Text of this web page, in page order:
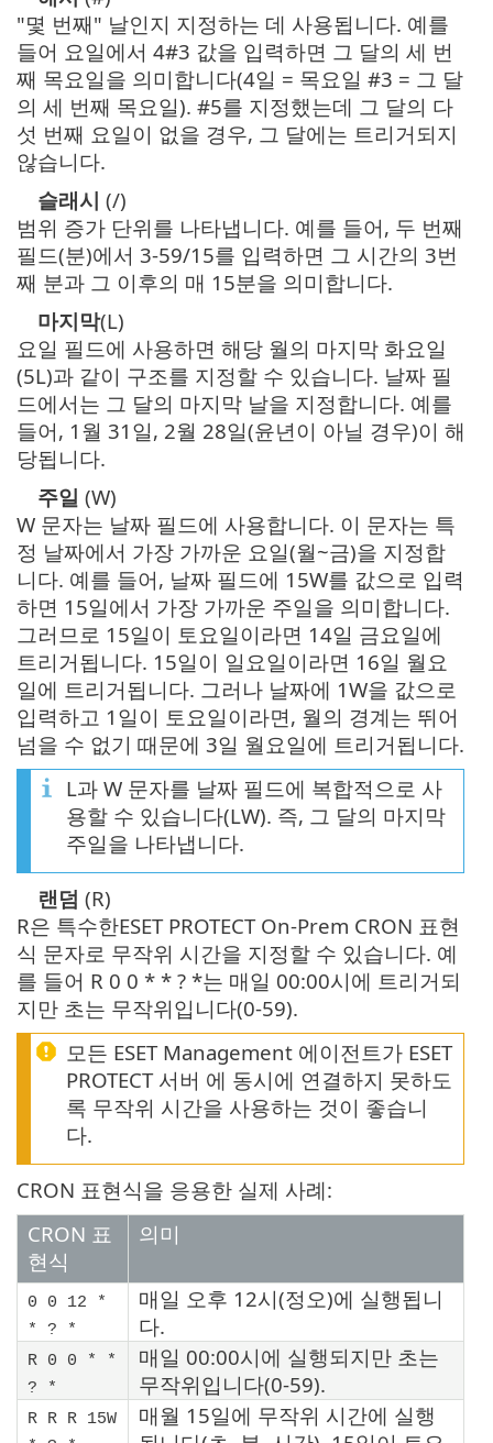
"몇 번째" 날인지 지정하는 데 사용됩니다. 예를
들어 요일에서 4#3 값을 입력하면 그 달의 세 번
째 목요일을 의미합니다(4일 = 목요일 #3 = 그 달
의 세 번째 목요일). #5를 지정했는데 그 달의 다
섯 번째 요일이 없을 경우, 그 달에는 트리거되지
않습니다.
슬래시 (/)
범위 증가 단위를 나타냅니다. 예를 들어, 두 번째
필드(분)에서 3-59/15를 입력하면 그 시간의 3번
째 분과 그 이후의 매 15분을 의미합니다.
마지막(L)
요일 필드에 사용하면 해당 월의 마지막 화요일
(5L)과 같이 구조를 지정할 수 있습니다. 날짜 필
드에서는 그 달의 마지막 날을 지정합니다. 예를
들어, 1월 31일, 2월 28일(윤년이 아닐 경우)이 해
당됩니다.
주일 (W)
W 문자는 날짜 필드에 사용합니다. 이 문자는 특
정 날짜에서 가장 가까운 요일(월~금)을 지정합
니다. 예를 들어, 날짜 필드에 15W를 값으로 입력
하면 15일에서 가장 가까운 주일을 의미합니다.
그러므로 15일이 토요일이라면 14일 금요일에
트리거됩니다. 15일이 일요일이라면 16일 월요
일에 트리거됩니다. 그러나 날짜에 1W을 값으로
입력하고 1일이 토요일이라면, 월의 경계는 뛰어
넘을 수 없기 때문에 3일 월요일에 트리거됩니다.
L과 W 문자를 날짜 필드에 복합적으로 사
용할 수 있습니다(LW). 즉, 그 달의 마지막
주일을 나타냅니다.
랜덤 (R)
R은 특수한ESET PROTECT On-Prem CRON 표현
식 문자로 무작위 시간을 지정할 수 있습니다. 예
를 들어 R 0 0 * * ? *는 매일 00:00시에 트리거되
지만 초는 무작위입니다(0-59).
모든 ESET Management 에이전트가 ESET
PROTECT 서버 에 동시에 연결하지 못하도
록 무작위 시간을 사용하는 것이 좋습니
다.
CRON 표현식을 응용한 실제 사례:
CRON 표
현식
의미
0 0 12 *
* ? *
매일 오후 12시(정오)에 실행됩니
다.
R 0 0 * *
? *
매일 00:00시에 실행되지만 초는
무작위입니다(0-59).
R R R 15W
매월 15일에 무작위 시간에 실행